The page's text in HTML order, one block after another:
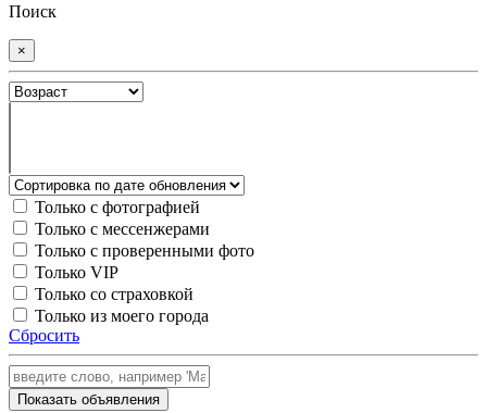
Поиск
×
Только с фотографией
Только с мессенжерами
Только с проверенными фото
Только VIP
Только со страховкой
Только из моего города
Сбросить
Показать объявления